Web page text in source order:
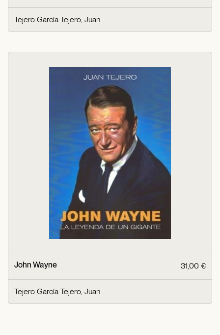
Tejero García Tejero, Juan
John Wayne 31,00 €
Tejero García Tejero, Juan